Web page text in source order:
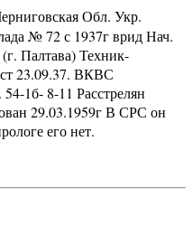
Обл. Укр.
№ 72 с 1937г врид Нач.
Палтава) Техник-
23.09.37. ВКВС
1б- 8-11 Расстрелян
29.03.1959г В СРС он
его нет.